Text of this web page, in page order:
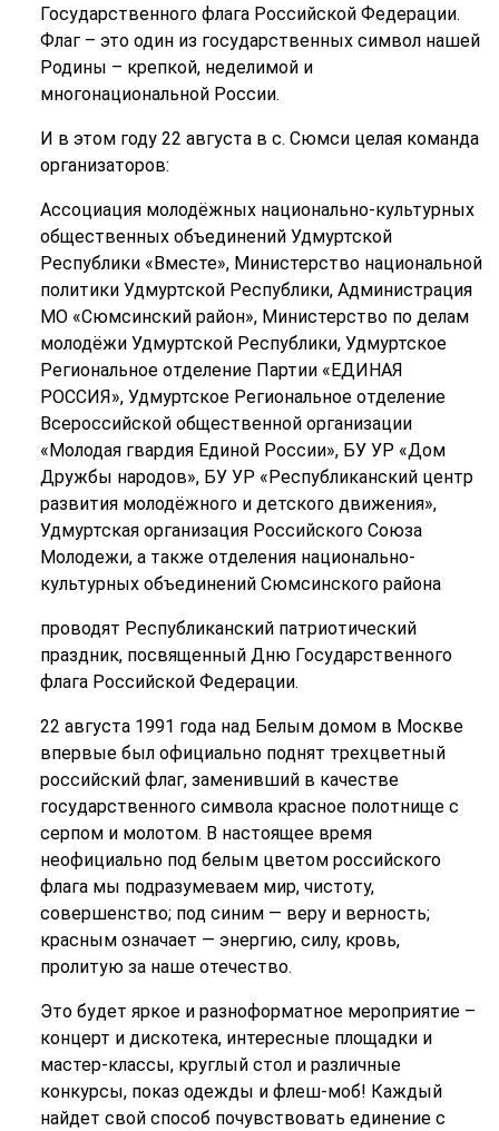
Государственного флага Российской Федерации.
Флаг – это один из государственных символ нашей
Родины – крепкой, неделимой и
многонациональной России.
И в этом году 22 августа в с. Сюмси целая команда
организаторов:
Ассоциация молодёжных национально-культурных
общественных объединений Удмуртской
Республики «Вместе», Министерство национальной
политики Удмуртской Республики, Администрация
МО «Сюмсинский район», Министерство по делам
молодёжи Удмуртской Республики, Удмуртское
Региональное отделение Партии «ЕДИНАЯ
РОССИЯ», Удмуртское Региональное отделение
Всероссийской общественной организации
«Молодая гвардия Единой России», БУ УР «Дом
Дружбы народов», БУ УР «Республиканский центр
развития молодёжного и детского движения»,
Удмуртская организация Российского Союза
Молодежи, а также отделения национально-
культурных объединений Сюмсинского района
проводят Республиканский патриотический
праздник, посвященный Дню Государственного
флага Российской Федерации.
22 августа 1991 года над Белым домом в Москве
впервые был официально поднят трехцветный
российский флаг, заменивший в качестве
государственного символа красное полотнище с
серпом и молотом. В настоящее время
неофициально под белым цветом российского
флага мы подразумеваем мир, чистоту,
совершенство; под синим — веру и верность;
красным означает — энергию, силу, кровь,
пролитую за наше отечество.
Это будет яркое и разноформатное мероприятие –
концерт и дискотека, интересные площадки и
мастер-классы, круглый стол и различные
конкурсы, показ одежды и флеш-моб! Каждый
найдет свой способ почувствовать единение с